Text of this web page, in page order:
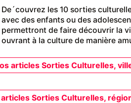
De´couvrez les 10 sorties
avec des enfants ou des
permettront de faire découvrir la
ouvrant à la culture de manière
articles Sorties Culturelles,
Sorties Culturelles,